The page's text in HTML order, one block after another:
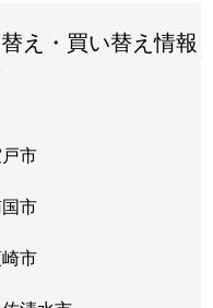
え・買い替え情報
市
市
市